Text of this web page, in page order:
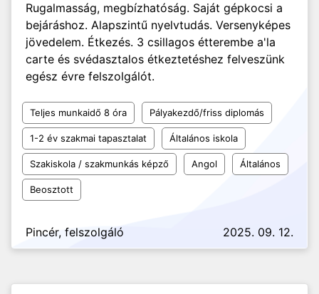
Rugalmasság, megbízhatóság. Saját gépkocsi a
bejáráshoz. Alapszintű nyelvtudás. Versenyképes
jövedelem. Étkezés. 3 csillagos étterembe a'la
carte és svédasztalos étkeztetéshez felveszünk
egész évre felszolgálót.
Teljes munkaidő 8 óra Pályakezdő/friss diplomás
1-2 év szakmai tapasztalat Általános iskola
Szakiskola / szakmunkás képző Angol Általános
Beosztott
Pincér, felszolgáló 2025. 09. 12.